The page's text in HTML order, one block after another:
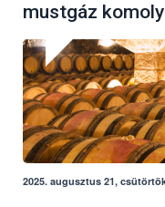
mustgáz
2025. augusztus 21,